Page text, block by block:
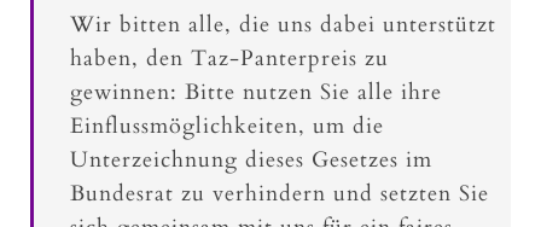
Wir bitten alle, die uns dabei unterstützt
haben, den Taz-Panterpreis zu
gewinnen: Bitte nutzen Sie alle ihre
Einflussmöglichkeiten, um die
Unterzeichnung dieses Gesetzes im
Bundesrat zu verhindern und setzten Sie